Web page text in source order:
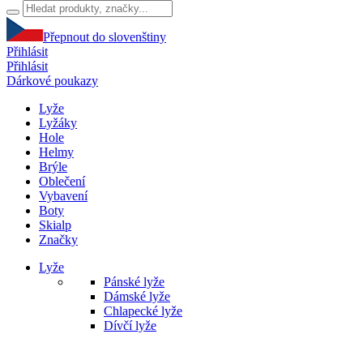
Přepnout do slovenštiny
Přihlásit
Přihlásit
Dárkové poukazy
Lyže
Lyžáky
Hole
Helmy
Brýle
Oblečení
Vybavení
Boty
Skialp
Značky
Lyže
Pánské lyže
Dámské lyže
Chlapecké lyže
Dívčí lyže